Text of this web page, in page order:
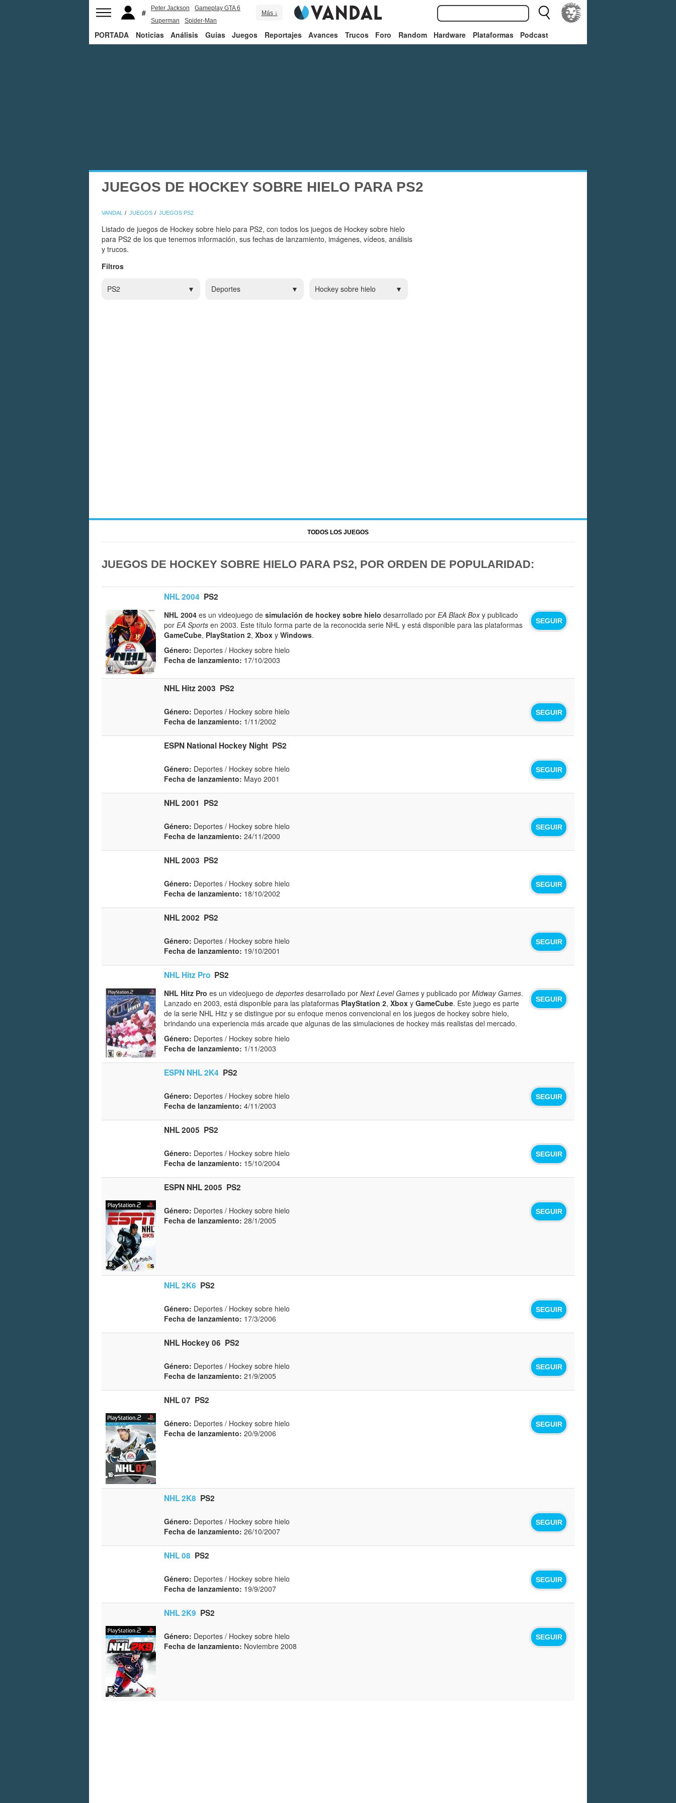
Peter Jackson
Gameplay GTA 6
Superman
Spider-Man
Más ↓
PORTADA Noticias Análisis Guías Juegos Reportajes Avances Trucos Foro Random Hardware Plataformas Podcast
JUEGOS DE HOCKEY SOBRE HIELO PARA PS2
VANDAL JUEGOS JUEGOS PS2
Listado de juegos de Hockey sobre hielo para PS2, con todos los juegos de Hockey sobre hielo
para PS2 de los que tenemos información, sus fechas de lanzamiento, imágenes, vídeos, análisis
y trucos.
Filtros
PS2 Deportes Hockey sobre hielo
TODOS LOS JUEGOS
JUEGOS DE HOCKEY SOBRE HIELO PARA PS2, POR ORDEN DE POPULARIDAD:
NHL 2004 PS2
SEGUIR
NHL 2004 es un videojuego de simulación de hockey sobre hielo desarrollado por EA Black Boxy publicado
por EA Sports en 2003. Este título forma parte de la reconocida serie NHL y está disponible para las plataformas
GameCube, PlayStation 2, Xbox y Windows.
Género: Deportes / Hockey sobre hielo
Fecha de lanzamiento: 17/10/2003
NHL Hitz 2003 PS2
SEGUIR
Género: Deportes / Hockey sobre hielo
Fecha de lanzamiento: 1/11/2002
ESPN National Hockey Night PS2
SEGUIR
Género: Deportes / Hockey sobre hielo
Fecha de lanzamiento: Mayo 2001
NHL 2001 PS2
SEGUIR
Género: Deportes / Hockey sobre hielo
Fecha de lanzamiento: 24/11/2000
NHL 2003 PS2
SEGUIR
Género: Deportes / Hockey sobre hielo
Fecha de lanzamiento: 18/10/2002
NHL 2002 PS2
SEGUIR
Género: Deportes / Hockey sobre hielo
Fecha de lanzamiento: 19/10/2001
NHL Hitz Pro PS2
SEGUIR
NHL Hitz Pro es un videojuego de deportes desarrollado por Next Level Games y publicado por Midway Games.
Lanzado en 2003, está disponible para las plataformas PlayStation 2, Xbox y GameCube. Este juego es parte
de la serie NHL Hitz y se distingue por su enfoque menos convencional en los juegos de hockey sobre hielo,
brindando una experiencia más arcade que algunas de las simulaciones de hockey más realistas del mercado.
Género: Deportes / Hockey sobre hielo
Fecha de lanzamiento: 1/11/2003
ESPN NHL 2K4 PS2
SEGUIR
Género: Deportes / Hockey sobre hielo
Fecha de lanzamiento: 4/11/2003
NHL 2005 PS2
SEGUIR
Género: Deportes / Hockey sobre hielo
Fecha de lanzamiento: 15/10/2004
ESPN NHL 2005 PS2
SEGUIR
Género: Deportes / Hockey sobre hielo
Fecha de lanzamiento: 28/1/2005
NHL 2K6 PS2
SEGUIR
Género: Deportes / Hockey sobre hielo
Fecha de lanzamiento: 17/3/2006
NHL Hockey 06 PS2
SEGUIR
Género: Deportes / Hockey sobre hielo
Fecha de lanzamiento: 21/9/2005
NHL 07 PS2
SEGUIR
Género: Deportes / Hockey sobre hielo
Fecha de lanzamiento: 20/9/2006
NHL 2K8 PS2
SEGUIR
Género: Deportes / Hockey sobre hielo
Fecha de lanzamiento: 26/10/2007
NHL 08 PS2
SEGUIR
Género: Deportes / Hockey sobre hielo
Fecha de lanzamiento: 19/9/2007
NHL 2K9 PS2
SEGUIR
Género: Deportes / Hockey sobre hielo
Fecha de lanzamiento: Noviembre 2008